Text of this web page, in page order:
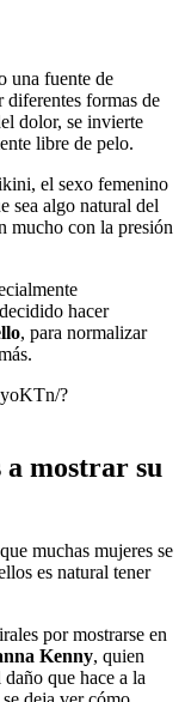
una fuente de
diferentes formas de
dolor, se invierte
libre de pelo.
el sexo femenino
sea algo natural del
mucho con la presión
hacer
, para normalizar
?
a mostrar su
muchas mujeres se
es natural tener
por mostrarse en
Kenny, quien
que hace a la